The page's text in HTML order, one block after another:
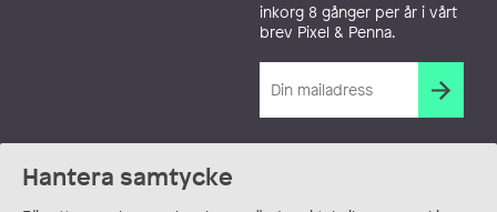
Hantera samtycke
inkorg 8 gånger per år i vårt
brev Pixel & Penna.